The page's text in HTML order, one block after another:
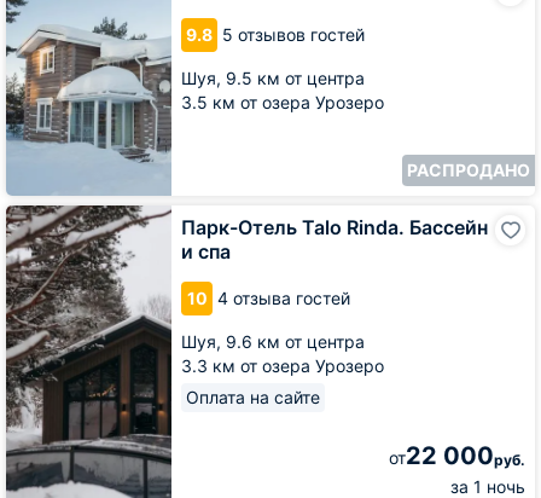
9.8 5 отзывов гостей
Шуя, 9.5 км от центра
3.5 км от озера Урозеро
РАСПРОДАНО
Rinda
Парк-Отель Talo Rinda. Бассейн
и спа
10 4 отзыва гостей
Шуя, 9.6 км от центра
3.3 км от озера Урозеро
Оплата на сайте
от22 000руб.
за 1 ночь
Парк-
Отель
Talo
Rinda.
Бассейн
и
спа